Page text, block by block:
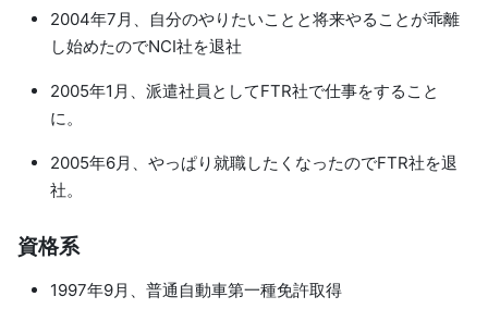
2004年7月、自分のやりたいことと将来やることが乖離
し始めたのでNCI社を退社
2005年1月、派遣社員としてFTR社で仕事をすること
に。
2005年6月、やっぱり就職したくなったのでFTR社を退
社。
資格系
1997年9月、普通自動車第一種免許取得